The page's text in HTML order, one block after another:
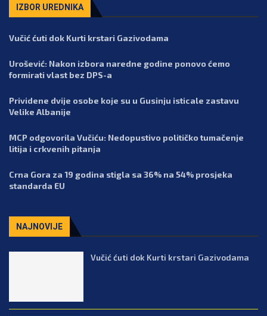
IZBOR UREDNIKA
Vučić ćuti dok Kurti krstari Gazivodama
Urošević: Nakon izbora naredne godine ponovo ćemo
formirati vlast bez DPS-a
Prividene dvije osobe koje su u Gusinju isticale zastavu
Velike Albanije
MCP odgovorila Vučiću: Nedopustivo političko tumačenje
litija i crkvenih pitanja
Crna Gora za 19 godina stigla sa 36% na 54% prosjeka
standarda EU
NAJNOVIJE
Vučić ćuti dok Kurti krstari Gazivodama